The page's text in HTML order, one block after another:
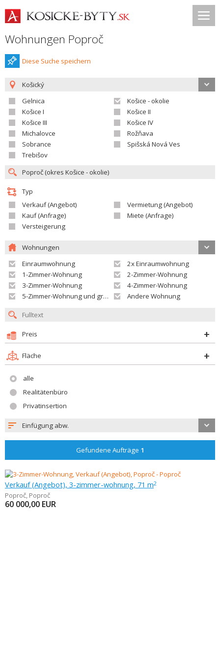
Wohnungen Poproč
Diese Suche speichern
Košický
Gelnica
Košice - okolie
Košice I
Košice II
Košice III
Košice IV
Michalovce
Rožňava
Sobrance
Spišská Nová Ves
Trebišov
Typ
Verkauf (Angebot)
Vermietung (Angebot)
Kauf (Anfrage)
Miete (Anfrage)
Versteigerung
Wohnungen
Einraumwohnung
2x Einraumwohnung
1-Zimmer-Wohnung
2-Zimmer-Wohnung
3-Zimmer-Wohnung
4-Zimmer-Wohnung
5-Zimmer-Wohnung und größer
Andere Wohnung
Preis
Fläche
alle
Realitätenbüro
Privatinsertion
Einfügung abw.
Gefundene Aufträge 1
Verkauf (Angebot), 3-zimmer-wohnung, 71 m2
Poproč, Poproč
60 000,00 EUR